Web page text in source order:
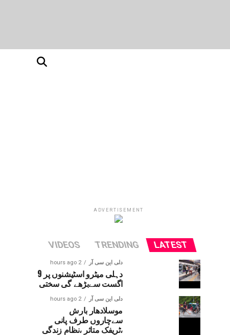
ADVERTISEMENT
LATEST
TRENDING
VIDEOS
دلی این سی آر 2 hours ago
دہلی میٹرو اسٹیشنوں پر 9
اگست سےبڑھے گی سختی
دلی این سی آر 2 hours ago
موسلادھار بارش
سےچاروں طرف پانی
،ٹریفک متاثر ،نظام زندگی